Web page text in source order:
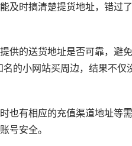
及时搞清楚提货地址，错过
供的送货地址是否可靠，避
的小网站买周边，结果不仅
也有相应的充值渠道地址等需
号安全。